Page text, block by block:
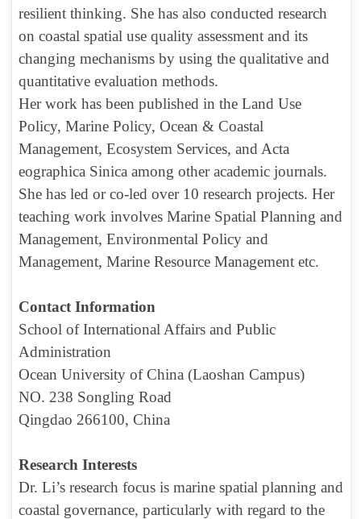
resilient thinking. She has also conducted research
on coastal spatial use quality assessment and its
changing mechanisms by using the qualitative and
quantitative evaluation methods.
Her work has been published in the Land Use
Policy, Marine Policy, Ocean & Coastal
Management, Ecosystem Services, and Acta
eographica Sinica among other academic journals.
She has led or co-led over 10 research projects. Her
teaching work involves Marine Spatial Planning and
Management, Environmental Policy and
Management, Marine Resource Management etc.
Contact Information
School ofInternational Affairs and Public
Administration
Ocean University of China (Laoshan Campus)
NO. 238 Songling Road
Qingdao 266100, China
Research Interests
Dr. Li’s research focus is marine spatial planning and
coastal governance, particularly with regard to the